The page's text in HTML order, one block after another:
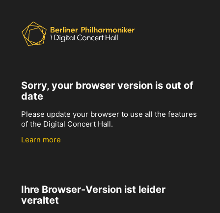
Sorry, your browser version is out of
date
Please update your browser to use all the features
of the Digital Concert Hall.
Learn more
Ihre Browser-Version ist leider
veraltet